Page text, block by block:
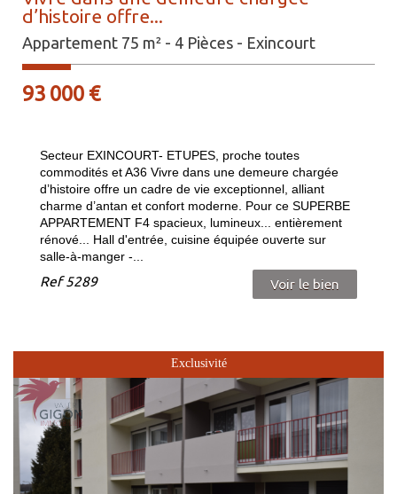
d’histoire offre...
Appartement 75 m² - 4 Pièces - Exincourt
93 000 €
Secteur EXINCOURT- ETUPES, proche toutes
commodités et A36 Vivre dans une demeure chargée
d’histoire offre un cadre de vie exceptionnel, alliant
charme d’antan et confort moderne. Pour ce SUPERBE
APPARTEMENT F4 spacieux, lumineux... entièrement
rénové... Hall d'entrée, cuisine équipée ouverte sur
salle-à-manger -...
Ref5289 Voir le bien
Exclusivité